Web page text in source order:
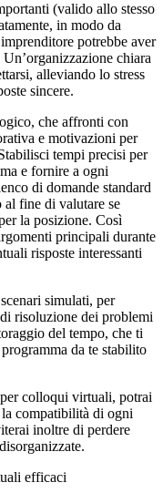
(valido allo stesso
in modo da
potrebbe aver
chiara
alleviando lo stress
sincere.
che affronti con
e motivazioni per
tempi precisi per
e fornire a ogni
di domande standard
fine di valutare se
la posizione. Così
principali durante
risposte interessanti
simulati, per
risoluzione dei problemi
del tempo, che ti
da te stabilito
colloqui virtuali, potrai
la compatibilità di ogni
inoltre di perdere